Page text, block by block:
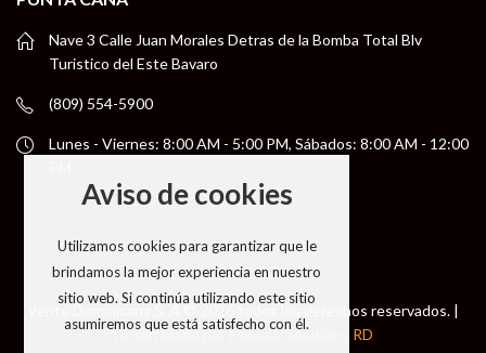
Nave 3 Calle Juan Morales Detras de la Bomba Total Blv
Turistico del Este Bavaro
(809) 554-5900
Lunes - Viernes: 8:00 AM - 5:00 PM, Sábados: 8:00 AM - 12:00
Vento Dominicana S. A © 2026 todos los derechos reservados. |
Desarrollado por Ezeweb Solutions RD
Aviso de cookies
Utilizamos cookies para garantizar que le
brindamos la mejor experiencia en nuestro
sitio web. Si continúa utilizando este sitio
asumiremos que está satisfecho con él.